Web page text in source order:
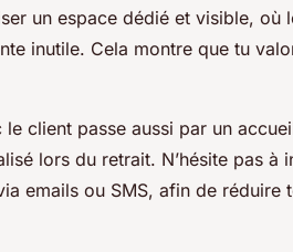
un espace dédié et visible, où
inutile. Cela montre que tu
client passe aussi par un
lors du retrait. N’hésite pas à
emails ou SMS, afin de